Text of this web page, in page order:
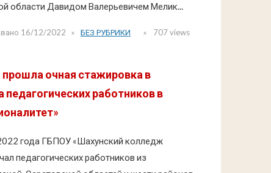
области Давидом Валерьевичем Мелик...
16/12/2022 БЕЗ РУБРИКИ 707 views
прошла очная стажировка в
работников в
года ГБПОУ «Шахунский колледж
педагогических работников из